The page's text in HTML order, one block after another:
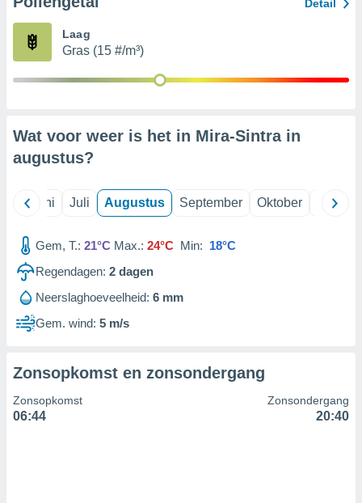
partners
Detail
Laag
Gras (15 #/m³)
Wat voor weer is het in Mira-Sintra in
augustus?
Juni Juli Augustus September Oktober
Gem, T.: 21°C Max.: 24°C Min: 18°C
Regendagen: 2 dagen
Neerslaghoeveelheid: 6 mm
Gem. wind: 5 m/s
Zonsopkomst en zonsondergang
Zonsopkomst
06:44
Zonsondergang
20:40